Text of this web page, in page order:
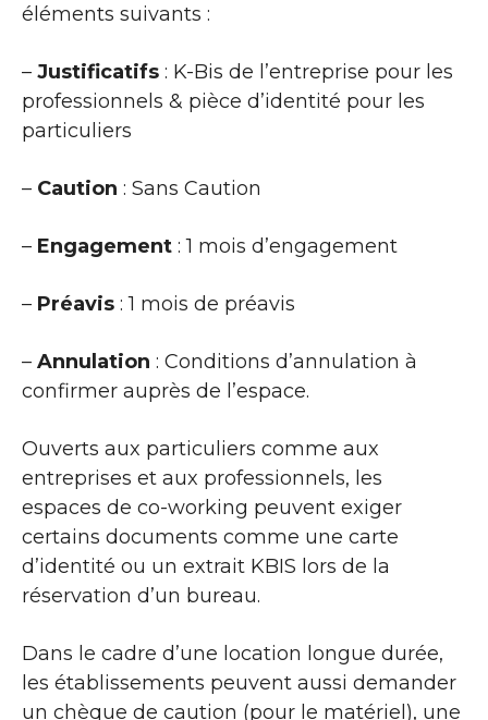
éléments suivants :
– Justificatifs : K-Bis de l’entreprise pour les
professionnels & pièce d’identité pour les
particuliers
– Caution : Sans Caution
– Engagement : 1 mois d’engagement
– Préavis : 1 mois de préavis
– Annulation : Conditions d’annulation à
confirmer auprès de l’espace.
Ouverts aux particuliers comme aux
entreprises et aux professionnels, les
espaces de co-working peuvent exiger
certains documents comme une carte
d’identité ou un extrait KBIS lors de la
réservation d’un bureau.
Dans le cadre d’une location longue durée,
les établissements peuvent aussi demander
un chèque de caution (pour le matériel), une